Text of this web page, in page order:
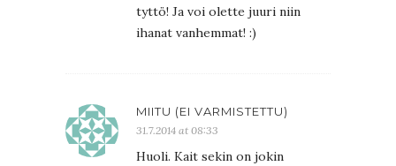
tyttö! Ja voi olette juuri niin
ihanat vanhemmat! :)
MIITU (EI VARMISTETTU)
31.7.2014 at 08:33
Huoli. Kait sekin on jokin